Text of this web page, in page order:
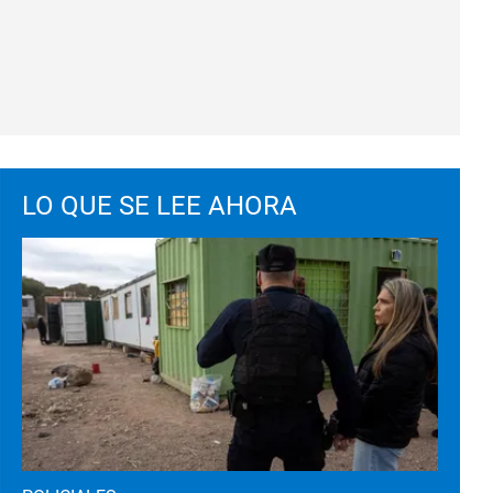
LO QUE SE LEE AHORA